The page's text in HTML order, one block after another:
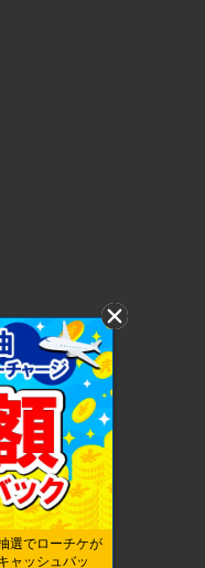
Inc.
選でローチケが
ャッシュバッ